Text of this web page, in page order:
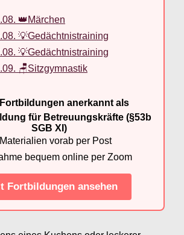
👑Märchen
💡Gedächtnistraining
💡Gedächtnistraining
🪑Sitzgymnastik
anerkannt als
für Betreuungskräfte (§53b
SGB XI)
vorab per Post
bequem online per Zoom
Fortbildungen ansehen